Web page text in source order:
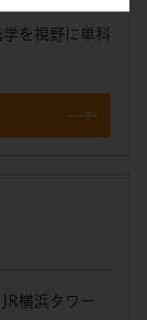
を視野に単科
横浜タワー